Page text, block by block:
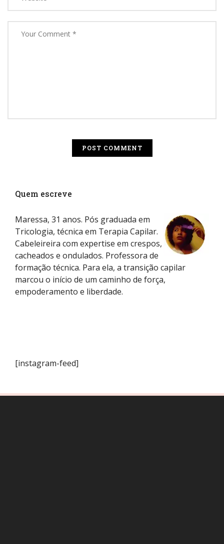
Quem escreve
Maressa, 31 anos. Pós graduada em
Tricologia, técnica em Terapia Capilar.
Cabeleireira com expertise em crespos,
cacheados e ondulados. Professora de
formação técnica. Para ela, a transição capilar
marcou o início de um caminho de força,
empoderamento e liberdade.
[instagram-feed]